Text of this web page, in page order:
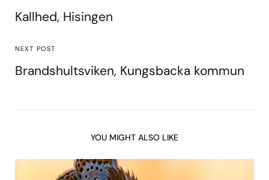
Kallhed, Hisingen
NEXT POST
Brandshultsviken, Kungsbacka kommun
YOU MIGHT ALSO LIKE